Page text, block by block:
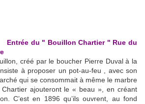
Entrée du " Bouillon Chartier " Rue du
créé par le boucher Pierre Duval à la
à proposer un pot-au-feu , avec son
qui se consommait à même le marbre
Chartier ajouteront le « beau », en créant
C’est en 1896 qu’ils ouvrent, au fond